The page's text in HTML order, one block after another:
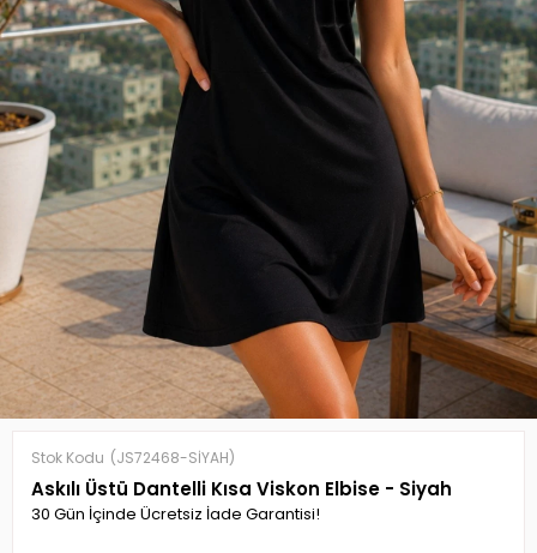
Stok Kodu (JS72468-SİYAH)
Askılı Üstü Dantelli Kısa Viskon Elbise - Siyah
30 Gün İçinde Ücretsiz İade Garantisi!